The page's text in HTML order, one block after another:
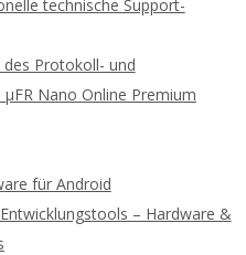
technische Support-
Protokoll- und
Nano Online Premium
für Android
– Hardware &